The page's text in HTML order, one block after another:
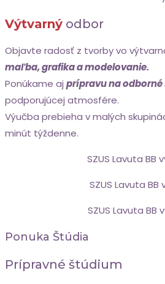
Výtvarný odbor
Objavte radosť z tvorby vo
maľba, grafika a modelovanie.
Ponúkame aj prípravu na odborné
podporujúcej atmosfére.
Výučba prebieha v malých
minút týždenne.
Ponuka Štúdia
Prípravné štúdium